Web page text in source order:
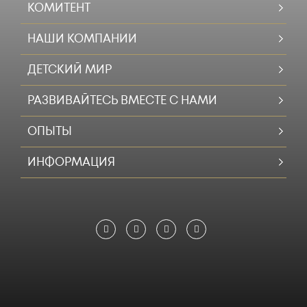
КОМИТЕНТ
НАШИ КОМПАНИИ
ДЕТСКИЙ МИР
РАЗВИВАЙТЕСЬ ВМЕСТЕ С НАМИ
ОПЫТЫ
ИНФОРМАЦИЯ